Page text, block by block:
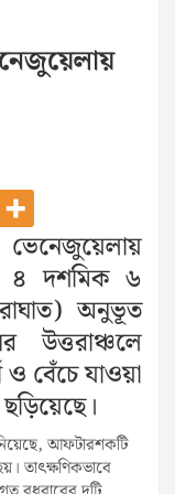
৪ দশমিক ৬
অনুভূত
উত্তরাঞ্চলে
বেঁচে যাওয়া
আফটারশকটি
তাৎক্ষণিকভাবে